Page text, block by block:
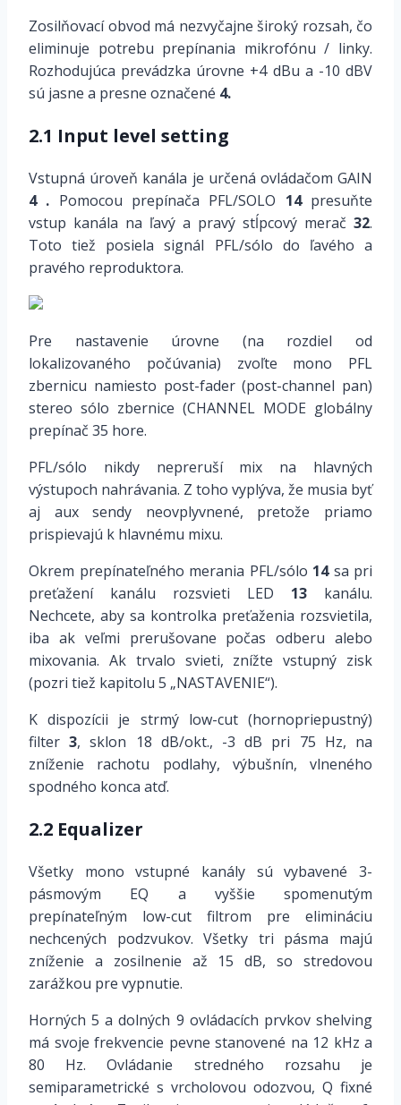
Zosilňovací obvod má nezvyčajne široký rozsah, čo
eliminuje potrebu prepínania mikrofónu / linky.
Rozhodujúca prevádzka úrovne +4 dBu a -10 dBV
sú jasne a presne označené 4.
2.1 Input level setting
Vstupná úroveň kanála je určená ovládačom GAIN
4 . Pomocou prepínača PFL/SOLO 14presuňte
vstup kanála na ľavý a pravý stĺpcový merač 32.
Toto tiež posiela signál PFL/sólo do ľavého a
pravého reproduktora.
Pre nastavenie úrovne (na rozdiel od
lokalizovaného počúvania) zvoľte mono PFL
zbernicu namiesto post-fader (post-channel pan)
stereo sólo zbernice (CHANNEL MODE globálny
prepínač 35 hore.
PFL/sólo nikdy nepreruší mix na hlavných
výstupoch nahrávania. Z toho vyplýva, že musia byť
aj aux sendy neovplyvnené, pretože priamo
prispievajú k hlavnému mixu.
Okrem prepínateľného merania PFL/sólo 14sa pri
preťažení kanálu rozsvieti LED 13 kanálu.
Nechcete, aby sa kontrolka preťaženia rozsvietila,
iba ak veľmi prerušovane počas odberu alebo
mixovania. Ak trvalo svieti, znížte vstupný zisk
(pozri tiež kapitolu 5 „NASTAVENIE“).
K dispozícii je strmý low-cut (hornopriepustný)
filter3, sklon 18 dB/okt., -3 dB pri 75 Hz, na
zníženie rachotu podlahy, výbušnín, vlneného
spodného konca atď.
2.2 Equalizer
Všetky mono vstupné kanály sú vybavené 3-
pásmovým EQ a vyššie spomenutým
prepínateľným low-cut filtrom pre elimináciu
nechcených podzvukov. Všetky tri pásma majú
zníženie a zosilnenie až 15 dB, so stredovou
zarážkou pre vypnutie.
Horných 5 a dolných 9 ovládacích prvkov shelving
má svoje frekvencie pevne stanovené na 12 kHz a
80 Hz. Ovládanie stredného rozsahu je
semiparametrické s vrcholovou odozvou, Q fixné